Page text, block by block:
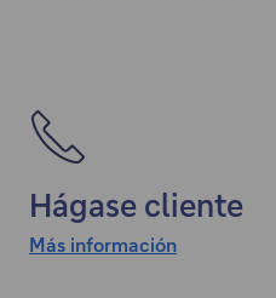
Hágase cliente
Más información